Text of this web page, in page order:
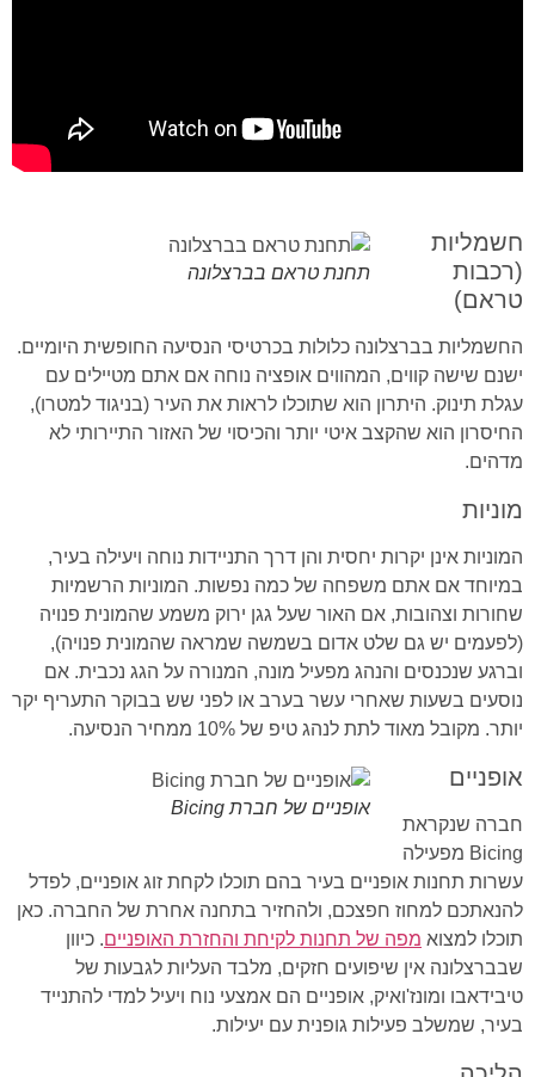
תחנת טראם בברצלונה
חשמליות
(רכבות
טראם)
החשמליות בברצלונה כלולות בכרטיסי הנסיעה החופשית היומיים.
ישנם שישה קווים, המהווים אופציה נוחה אם אתם מטיילים עם
עגלת תינוק. היתרון הוא שתוכלו לראות את העיר (בניגוד למטרו),
החיסרון הוא שהקצב איטי יותר והכיסוי של האזור התיירותי לא
מדהים.
מוניות
המוניות אינן יקרות יחסית והן דרך התניידות נוחה ויעילה בעיר,
במיוחד אם אתם משפחה של כמה נפשות. המוניות הרשמיות
שחורות וצהובות, אם האור שעל גגן ירוק משמע שהמונית פנויה
(לפעמים יש גם שלט אדום בשמשה שמראה שהמונית פנויה),
וברגע שנכנסים והנהג מפעיל מונה, המנורה על הגג נכבית. אם
נוסעים בשעות שאחרי עשר בערב או לפני שש בבוקר התעריף יקר
יותר. מקובל מאוד לתת לנהג טיפ של 10% ממחיר הנסיעה.
אופניים של חברת Bicing
אופניים
חברה שנקראת
Bicing מפעילה
עשרות תחנות אופניים בעיר בהם תוכלו לקחת זוג אופניים, לפדל
להנאתכם למחוז חפצכם, ולהחזיר בתחנה אחרת של החברה. כאן
תוכלו למצוא מפה של תחנות לקיחת והחזרת האופניים. כיוון
שבברצלונה אין שיפועים חזקים, מלבד העליות לגבעות של
טיבידאבו ומונז'ואיק, אופניים הם אמצעי נוח ויעיל למדי להתנייד
בעיר, שמשלב פעילות גופנית עם יעילות.